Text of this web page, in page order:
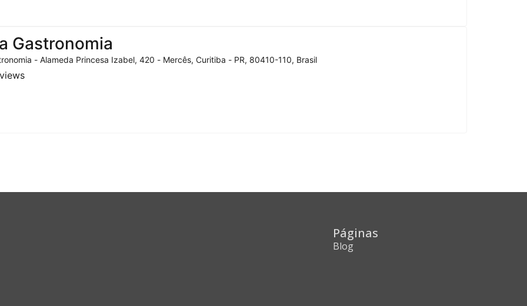
Gastronomia
- Alameda Princesa Izabel, 420 - Mercês, Curitiba - PR, 80410-110, Brasil
Páginas
Blog